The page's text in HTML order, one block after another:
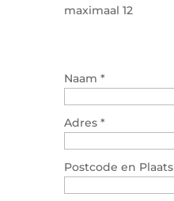
maximaal 12
Naam *
Adres *
Postcode en Plaats